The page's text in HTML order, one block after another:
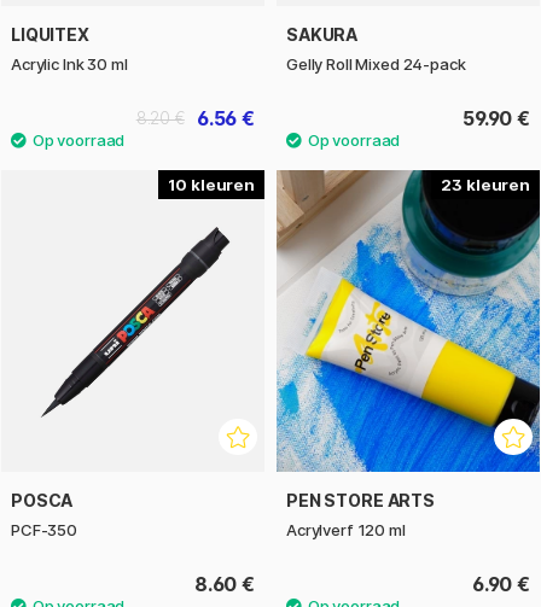
LIQUITEX
Acrylic Ink 30 ml
6.56 €
8.20 €
SAKURA
Gelly Roll Mixed 24-pack
59.90 €
10
POSCA
PCF-350
8.60 €
23
PEN STORE ARTS
Acrylverf 120 ml
6.90 €